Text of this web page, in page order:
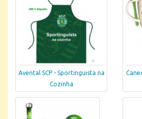
Avental SCP - Sportinguista na
Cozinha